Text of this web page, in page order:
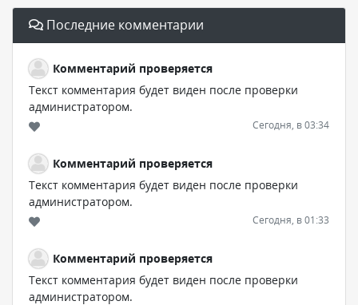
Последние комментарии
Комментарий проверяется
Текст комментария будет виден после проверки
администратором.
Сегодня, в 03:34
Комментарий проверяется
Текст комментария будет виден после проверки
администратором.
Сегодня, в 01:33
Комментарий проверяется
Текст комментария будет виден после проверки
администратором.